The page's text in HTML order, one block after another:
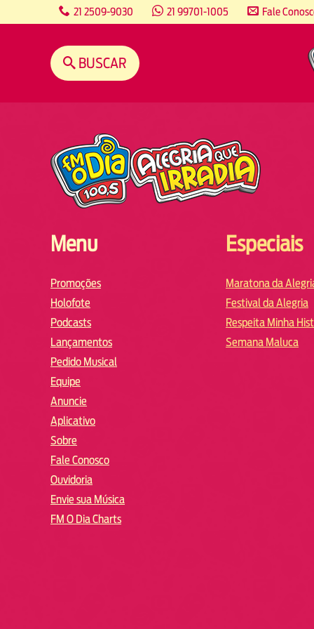
21 2509-9030 21 99701-1005 Fale
BUSCAR
Menu
Promoções
Holofote
Podcasts
Lançamentos
Pedido Musical
Equipe
Anuncie
Aplicativo
Sobre
Fale Conosco
Ouvidoria
Envie sua Música
FM O Dia Charts
Especiais
Maratona da
Festival da Alegria
Respeita Minha
Semana Maluca